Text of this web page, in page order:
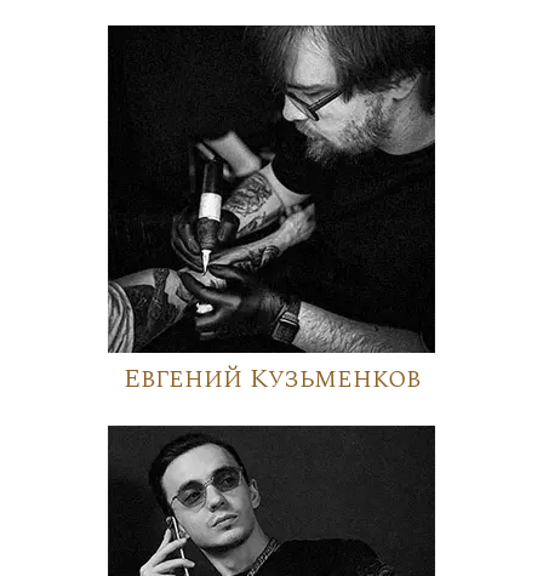
Евгений Кузьменков